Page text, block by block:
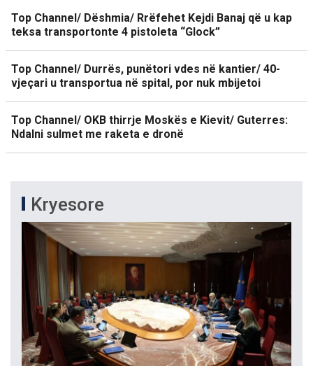
Top Channel/ Dëshmia/ Rrëfehet Kejdi Banaj që u kap
teksa transportonte 4 pistoleta “Glock”
Top Channel/ Durrës, punëtori vdes në kantier/ 40-
vjeçari u transportua në spital, por nuk mbijetoi
Top Channel/ OKB thirrje Moskës e Kievit/ Guterres:
Ndalni sulmet me raketa e dronë
Kryesore